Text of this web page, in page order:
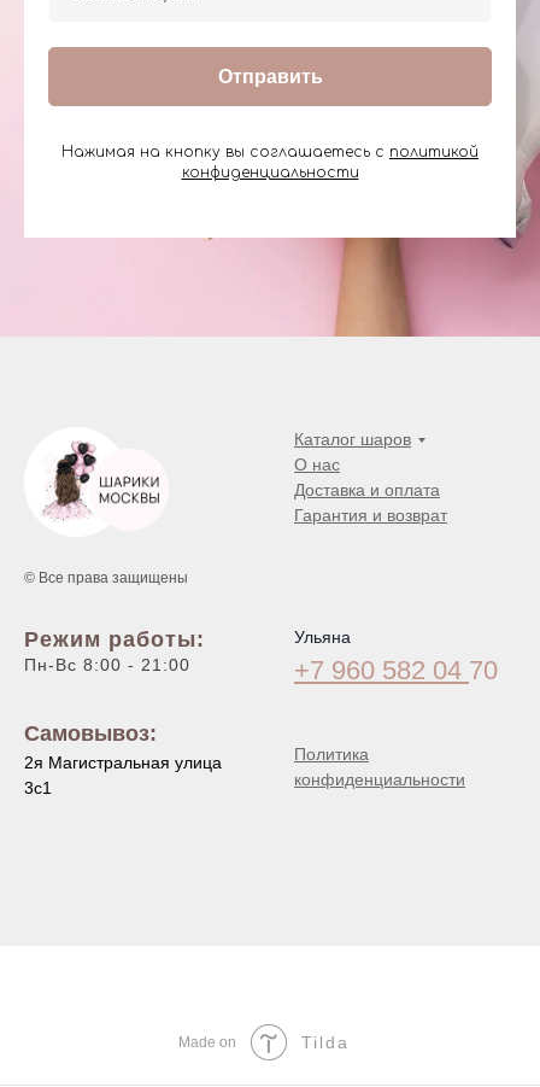
Отправить
Нажимая на кнопку вы соглашаетесь с политикой
конфиденциальности
© Все права защищены
Каталог шаров
О нас
Доставка и оплата
Гарантия и возврат
Режим работы:
Пн-Вс 8:00 - 21:00
Самовывоз:
2я Магистральная улица
3с1
Ульяна
+7 960 582 04 70
Политика
конфиденциальности
Made on Tilda